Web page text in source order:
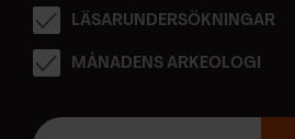
LÄSARUNDERSÖKNINGAR
MÅNADENS ARKEOLOGI
E